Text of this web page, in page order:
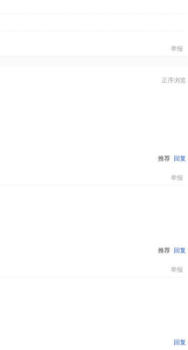
举报
正序浏览
推荐 回复
举报
推荐 回复
举报
回复